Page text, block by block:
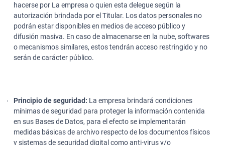
hacerse por La empresa o quien esta delegue según la
autorización brindada por el Titular. Los datos personales no
podrán estar disponibles en medios de acceso público y
difusión masiva. En caso de almacenarse en la nube, softwares
o mecanismos similares, estos tendrán acceso restringido y no
serán de carácter público.
Principio de seguridad: La empresa brindará condiciones
mínimas de seguridad para proteger la información contenida
en sus Bases de Datos, para el efecto se implementarán
medidas básicas de archivo respecto de los documentos físicos
y sistemas de seguridad digital como anti-virus y/o